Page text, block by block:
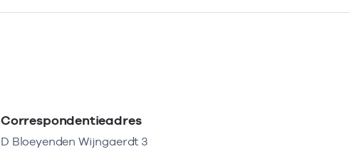
Correspondentieadres
D Bloeyenden Wijngaerdt 3